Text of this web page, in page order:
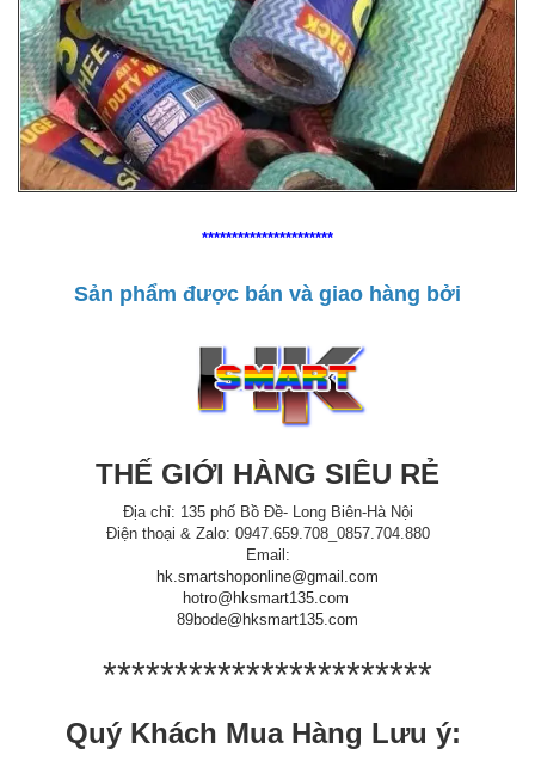
**********************
Sản phẩm được bán và giao hàng bởi
THẾ GIỚI HÀNG SIÊU RẺ
Địa chỉ: 135 phố Bồ Đề- Long Biên-Hà Nội
Điện thoại & Zalo: 0947.659.708_0857.704.880
Email:
hk.smartshoponline@gmail.com
hotro@hksmart135.com
89bode@hksmart135.com
***********************
Quý Khách Mua Hàng Lưu ý: